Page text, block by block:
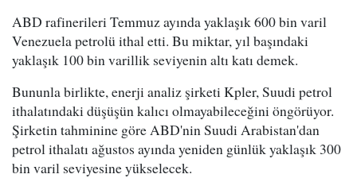
ABD rafinerileri Temmuz ayında yaklaşık 600 bin varil
Venezuela petrolü ithal etti. Bu miktar, yıl başındaki
yaklaşık 100 bin varillik seviyenin altı katı demek.
Bununla birlikte, enerji analiz şirketi Kpler, Suudi petrol
ithalatındaki düşüşün kalıcı olmayabileceğini öngörüyor.
Şirketin tahminine göre ABD'nin Suudi Arabistan'dan
petrol ithalatı ağustos ayında yeniden günlük yaklaşık 300
bin varil seviyesine yükselecek.